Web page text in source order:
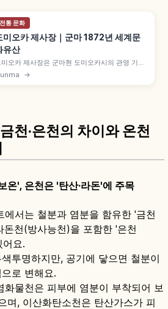
전통 문화
미오카 제사장｜군마 1872년 세계문
유산
미오카 제사장은 군마현 도미오카시의 관영 기계
사 공장으로, 1872년(메이지 5년) 메이지 정부가
→
천·은천의 차이와 온천
온', 은천은 '탄산·라돈'에 주목
에서는 철분과 염분을 함유한 '금천
천(방사능천)을 포함한 '은천
요.
투명하지만, 공기에 닿으면 철분이
로 변해요.
물천은 피부에 염분이 부착되어 보
며, 이산화탄소천은 탄산가스가 피